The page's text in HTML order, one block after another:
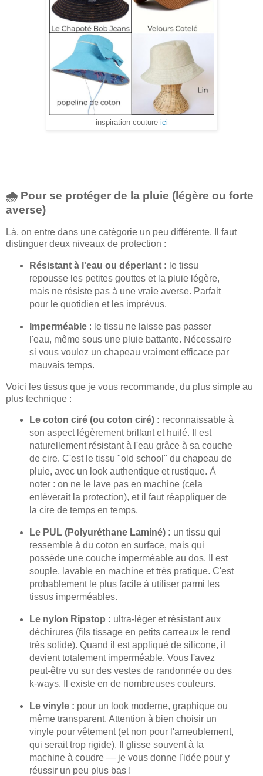
inspiration couture ici
🌧️ Pour se protéger de la pluie (légère ou forte
averse)
Là, on entre dans une catégorie un peu différente. Il faut
distinguer deux niveaux de protection :
Résistant à l'eau ou déperlant : le tissu
repousse les petites gouttes et la pluie légère,
mais ne résiste pas à une vraie averse. Parfait
pour le quotidien et les imprévus.
Imperméable : le tissu ne laisse pas passer
l'eau, même sous une pluie battante. Nécessaire
si vous voulez un chapeau vraiment efficace par
mauvais temps.
Voici les tissus que je vous recommande, du plus simple au
plus technique :
Le coton ciré (ou coton ciré) : reconnaissable à
son aspect légèrement brillant et huilé. Il est
naturellement résistant à l'eau grâce à sa couche
de cire. C'est le tissu "old school" du chapeau de
pluie, avec un look authentique et rustique. À
noter : on ne le lave pas en machine (cela
enlèverait la protection), et il faut réappliquer de
la cire de temps en temps.
Le PUL (Polyuréthane Laminé) : un tissu qui
ressemble à du coton en surface, mais qui
possède une couche imperméable au dos. Il est
souple, lavable en machine et très pratique. C'est
probablement le plus facile à utiliser parmi les
tissus imperméables.
Le nylon Ripstop : ultra-léger et résistant aux
déchirures (fils tissage en petits carreaux le rend
très solide). Quand il est appliqué de silicone, il
devient totalement imperméable. Vous l'avez
peut-être vu sur des vestes de randonnée ou des
k-ways. Il existe en de nombreuses couleurs.
Le vinyle : pour un look moderne, graphique ou
même transparent. Attention à bien choisir un
vinyle pour vêtement (et non pour l'ameublement,
qui serait trop rigide). Il glisse souvent à la
machine à coudre — je vous donne l'idée pour y
réussir un peu plus bas !